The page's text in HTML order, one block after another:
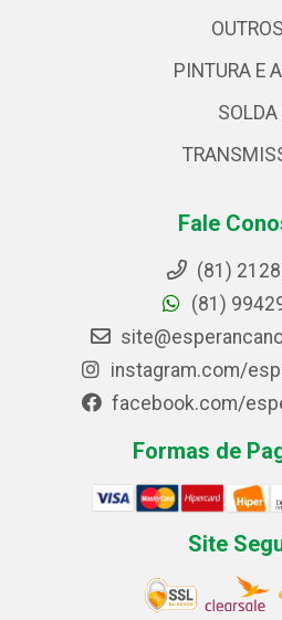
OUTROS
PINTURA E
SOLDA
Fale
(81)
(81)
instagram.com/
facebook.com/
Formas de
Site